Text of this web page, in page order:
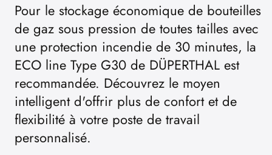
Pour le stockage économique de bouteilles
de gaz sous pression de toutes tailles avec
une protection incendie de 30 minutes, la
ECO line Type G30 de DÜPERTHAL est
recommandée. Découvrez le moyen
intelligent d'offrir plus de confort et de
flexibilité à votre poste de travail
personnalisé.